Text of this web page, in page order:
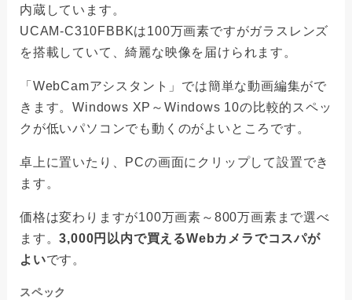
内蔵しています。
UCAM-C310FBBKは100万画素ですがガラスレンズ
を搭載していて、綺麗な映像を届けられます。
「WebCamアシスタント」では簡単な動画編集がで
きます。Windows XP～Windows 10の比較的スペッ
クが低いパソコンでも動くのがよいところです。
卓上に置いたり、PCの画面にクリップして設置でき
ます。
価格は変わりますが100万画素～800万画素まで選べ
ます。3,000円以内で買えるWebカメラでコスパが
よいです。
スペック